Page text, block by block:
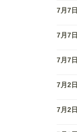
7月7日
7月7日
7月7日
7月2日
7月2日